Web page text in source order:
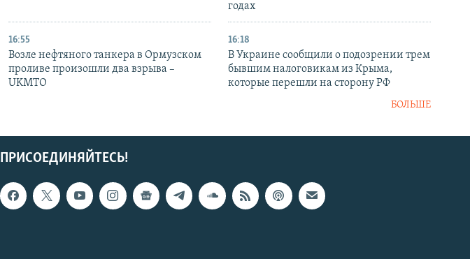
годах
16:55
Возле нефтяного танкера в Ормузском
проливе произошли два взрыва –
UKMTO
16:18
В Украине сообщили о подозрении трем
бывшим налоговикам из Крыма,
которые перешли на сторону РФ
БОЛЬШЕ
ПРИСОЕДИНЯЙТЕСЬ!